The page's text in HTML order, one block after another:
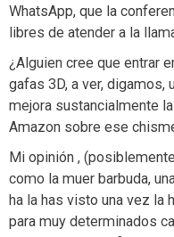
WhatsApp, que la
libres de atender a la
¿Alguien cree que entrar
gafas 3D, a ver,
mejora sustancialmente
Amazon sobre ese
Mi opinión ,
como la muer barbuda,
ha la has visto una vez la
para muy determinados